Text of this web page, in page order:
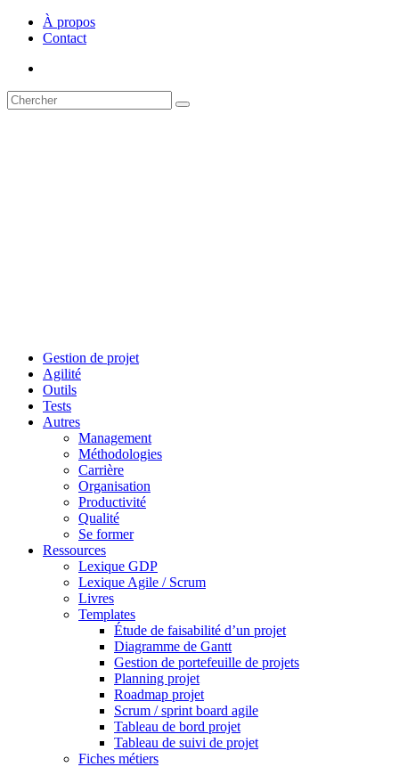
À propos
Contact
Gestion de projet
Agilité
Outils
Tests
Autres
Management
Méthodologies
Carrière
Organisation
Productivité
Qualité
Se former
Ressources
Lexique GDP
Lexique Agile / Scrum
Livres
Templates
Étude de faisabilité d’un projet
Diagramme de Gantt
Gestion de portefeuille de projets
Planning projet
Roadmap projet
Scrum / sprint board agile
Tableau de bord projet
Tableau de suivi de projet
Fiches métiers